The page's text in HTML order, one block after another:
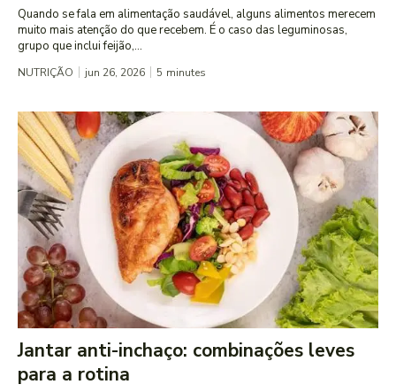
Quando se fala em alimentação saudável, alguns alimentos merecem
muito mais atenção do que recebem. É o caso das leguminosas,
grupo que inclui feijão,...
NUTRIÇÃO jun 26, 2026 5 minutes
Jantar anti-inchaço: combinações leves
para a rotina